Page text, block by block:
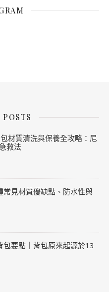
材質清洗與保養全攻略：尼
救法
常見材質優缺點、防水性與
包要點｜背包原來起源於13